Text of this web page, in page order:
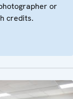
or
credits.